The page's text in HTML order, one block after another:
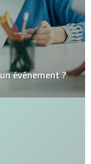
événement ?